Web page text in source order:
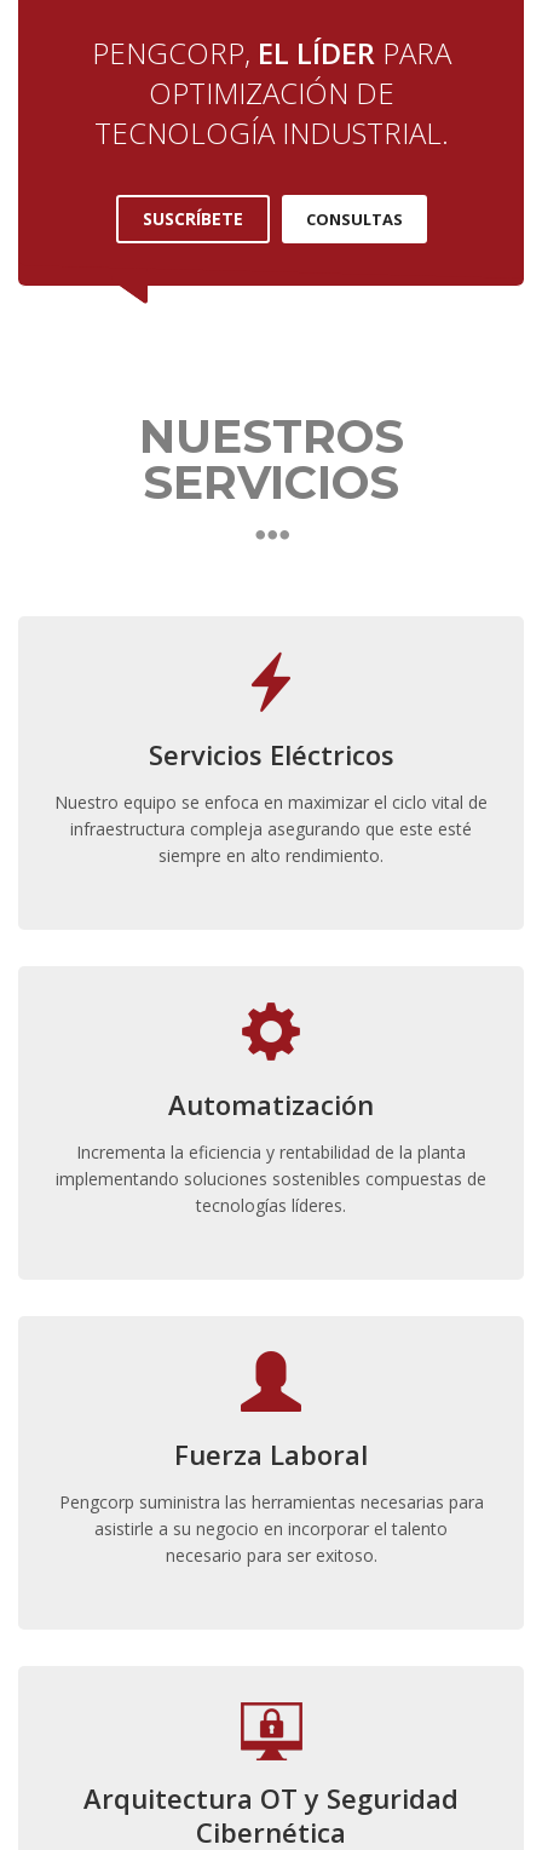
PENGCORP, EL LÍDERPARA
OPTIMIZACIÓN DE
TECNOLOGÍA INDUSTRIAL.
SUSCRÍBETE CONSULTAS
NUESTROS
SERVICIOS
Servicios Eléctricos
Nuestro equipo se enfoca en maximizar el ciclo vital de
infraestructura compleja asegurando que este esté
siempre en alto rendimiento.
Automatización
Incrementa la eficiencia y rentabilidad de la planta
implementando soluciones sostenibles compuestas de
tecnologías líderes.
Fuerza Laboral
Pengcorp suministra las herramientas necesarias para
asistirle a su negocio en incorporar el talento
necesario para ser exitoso.
Arquitectura OT y Seguridad
Cibernética